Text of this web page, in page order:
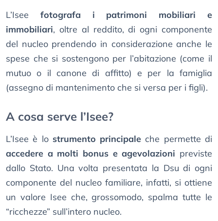
L’Isee fotografa i patrimoni mobiliari e
immobiliari, oltre al reddito, di ogni componente
del nucleo prendendo in considerazione anche le
spese che si sostengono per l’abitazione (come il
mutuo o il canone di affitto) e per la famiglia
(assegno di mantenimento che si versa per i figli).
A cosa serve l’Isee?
L’Isee è lo strumento principale che permette di
accedere a molti bonus e agevolazioni previste
dallo Stato. Una volta presentata la Dsu di ogni
componente del nucleo familiare, infatti, si ottiene
un valore Isee che, grossomodo, spalma tutte le
“ricchezze” sull’intero nucleo.